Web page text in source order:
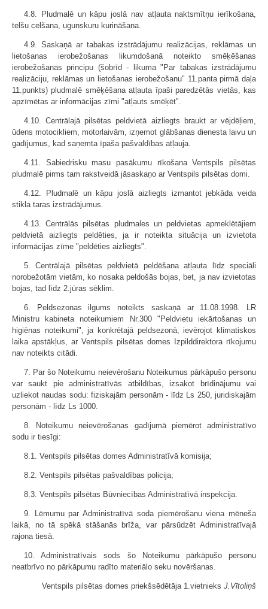
4.8. Pludmalē un kāpu joslā nav atļauta naktsmītņu ierīkošana,
telšu celšana, ugunskuru kurināšana.
4.9. Saskaņā ar tabakas izstrādājumu realizācijas, reklāmas un
lietošanas ierobežošanas likumdošanā noteikto smēķēšanas
ierobežošanas principu (šobrīd - likuma "Par tabakas izstrādājumu
realizāciju, reklāmas un lietošanas ierobežošanu" 11.panta pirmā daļa
11.punkts) pludmalē smēķēšana atļauta īpaši paredzētās vietās, kas
apzīmētas ar informācijas zīmi "atļauts smēķēt".
4.10. Centrālajā pilsētas peldvietā aizliegts braukt ar vējdēļiem,
ūdens motocikliem, motorlaivām, izņemot glābšanas dienesta laivu un
gadījumus, kad saņemta īpaša pašvaldības atļauja.
4.11. Sabiedrisku masu pasākumu rīkošana Ventspils pilsētas
pludmalē pirms tam rakstveidā jāsaskaņo ar Ventspils pilsētas domi.
4.12. Pludmalē un kāpu joslā aizliegts izmantot jebkāda veida
stikla taras izstrādājumus.
4.13. Centrālās pilsētas pludmales un peldvietas apmeklētājiem
peldvietā aizliegts peldēties, ja ir noteikta situācija un izvietota
informācijas zīme "peldēties aizliegts".
5. Centrālajā pilsētas peldvietā peldēšana atļauta līdz speciāli
norobežotām vietām, ko nosaka peldošās bojas, bet, ja nav izvietotas
bojas, tad līdz 2.jūras sēklim.
6. Peldsezonas ilgums noteikts saskaņā ar 11.08.1998. LR
Ministru kabineta noteikumiem Nr.300 "Peldvietu iekārtošanas un
higiēnas noteikumi", ja konkrētajā peldsezonā, ievērojot klimatiskos
laika apstākļus, ar Ventspils pilsētas domes Izpilddirektora rīkojumu
nav noteikts citādi.
7. Par šo Noteikumu neievērošanu Noteikumus pārkāpušo personu
var saukt pie administratīvās atbildības, izsakot brīdinājumu vai
uzliekot naudas sodu: fiziskajām personām - līdz Ls 250, juridiskajām
personām - līdz Ls 1000.
8. Noteikumu neievērošanas gadījumā piemērot administratīvo
sodu ir tiesīgi:
8.1. Ventspils pilsētas domes Administratīvā komisija;
8.2. Ventspils pilsētas pašvaldības policija;
8.3. Ventspils pilsētas Būvniecības Administratīvā inspekcija.
9. Lēmumu par Administratīvā soda piemērošanu viena mēneša
laikā, no tā spēkā stāšanās brīža, var pārsūdzēt Administratīvajā
rajona tiesā.
10. Administratīvais sods šo Noteikumu pārkāpušo personu
neatbrīvo no pārkāpumu radīto materiālo seku novēršanas.
Ventspils pilsētas domes priekšsēdētāja 1.vietnieks J.Vītoliņš